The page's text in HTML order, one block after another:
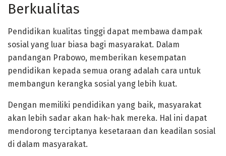
Berkualitas
Pendidikan kualitas tinggi dapat membawa dampak
sosial yang luar biasa bagi masyarakat. Dalam
pandangan Prabowo, memberikan kesempatan
pendidikan kepada semua orang adalah cara untuk
membangun kerangka sosial yang lebih kuat.
Dengan memiliki pendidikan yang baik, masyarakat
akan lebih sadar akan hak-hak mereka. Hal ini dapat
mendorong terciptanya kesetaraan dan keadilan sosial
di dalam masyarakat.